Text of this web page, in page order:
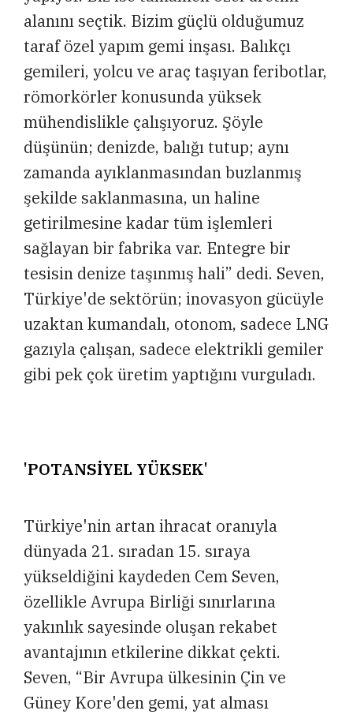
alanını seçtik. Bizim güçlü olduğumuz
taraf özel yapım gemi inşası. Balıkçı
gemileri, yolcu ve araç taşıyan feribotlar,
römorkörler konusunda yüksek
mühendislikle çalışıyoruz. Şöyle
düşünün; denizde, balığı tutup; aynı
zamanda ayıklanmasından buzlanmış
şekilde saklanmasına, un haline
getirilmesine kadar tüm işlemleri
sağlayan bir fabrika var. Entegre bir
tesisin denize taşınmış hali” dedi. Seven,
Türkiye'de sektörün; inovasyon gücüyle
uzaktan kumandalı, otonom, sadece LNG
gazıyla çalışan, sadece elektrikli gemiler
gibi pek çok üretim yaptığını vurguladı.
'POTANSİYEL YÜKSEK'
Türkiye'nin artan ihracat oranıyla
dünyada 21. sıradan 15. sıraya
yükseldiğini kaydeden Cem Seven,
özellikle Avrupa Birliği sınırlarına
yakınlık sayesinde oluşan rekabet
avantajının etkilerine dikkat çekti.
Seven, “Bir Avrupa ülkesinin Çin ve
Güney Kore'den gemi, yat alması